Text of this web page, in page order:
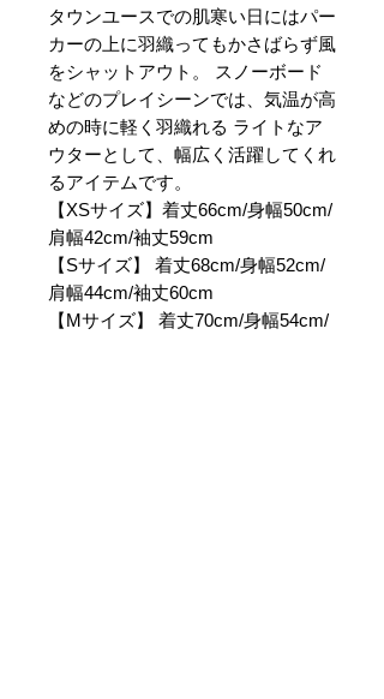
タウンユースでの肌寒い日にはパー
カーの上に羽織ってもかさばらず風
をシャットアウト。 スノーボード
などのプレイシーンでは、気温が高
めの時に軽く羽織れる ライトなア
ウターとして、幅広く活躍してくれ
るアイテムです。
【XSサイズ】着丈66cm/身幅50cm/
肩幅42cm/袖丈59cm
【Sサイズ】 着丈68cm/身幅52cm/
肩幅44cm/袖丈60cm
【Mサイズ】 着丈70cm/身幅54cm/